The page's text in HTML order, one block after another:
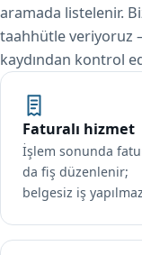
aramada listelenir.
taahhütle veriyoruz
kaydından kontrol
Faturalı hizmet
İşlem sonunda
da fiş düzenlenir;
belgesiz iş